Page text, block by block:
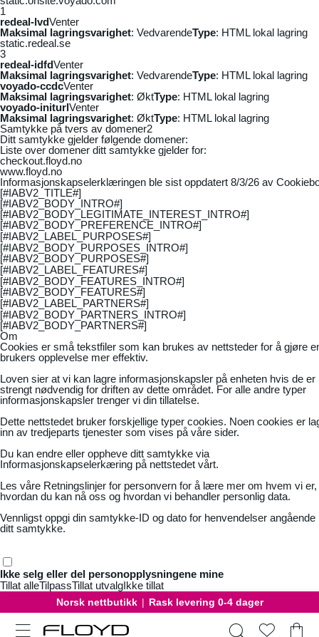
1
redeal-lvdVenter
Maksimal lagringsvarighet: VedvarendeType: HTML lokal lagring
static.redeal.se
3
redeal-idfdVenter
Maksimal lagringsvarighet: VedvarendeType: HTML lokal lagring
voyado-ccdcVenter
Maksimal lagringsvarighet: ØktType: HTML lokal lagring
voyado-initurlVenter
Maksimal lagringsvarighet: ØktType: HTML lokal lagring
Samtykke på tvers av domener2
Ditt samtykke gjelder følgende domener:
Liste over domener ditt samtykke gjelder for:
checkout.floyd.no
www.floyd.no
Informasjonskapselerklæringen ble sist oppdatert 8/3/26 av
[#IABV2_TITLE#]
[#IABV2_BODY_INTRO#]
[#IABV2_BODY_LEGITIMATE_INTEREST_INTRO#]
[#IABV2_BODY_PREFERENCE_INTRO#]
[#IABV2_LABEL_PURPOSES#]
[#IABV2_BODY_PURPOSES_INTRO#]
[#IABV2_BODY_PURPOSES#]
[#IABV2_LABEL_FEATURES#]
[#IABV2_BODY_FEATURES_INTRO#]
[#IABV2_BODY_FEATURES#]
[#IABV2_LABEL_PARTNERS#]
[#IABV2_BODY_PARTNERS_INTRO#]
[#IABV2_BODY_PARTNERS#]
Om
Cookies er små tekstfiler som kan brukes av nettsteder for å gjøre
brukers opplevelse mer effektiv.
Loven sier at vi kan lagre informasjonskapsler på enheten hvis de er
strengt nødvendig for driften av dette området. For alle andre typer
informasjonskapsler trenger vi din tillatelse.
Dette nettstedet bruker forskjellige typer cookies. Noen cookies er
inn av tredjeparts tjenester som vises på våre sider.
Du kan endre eller oppheve ditt samtykke via
Informasjonskapselerkæring på nettstedet vårt.
Les våre Retningslinjer for personvern for å lære mer om hvem vi er,
hvordan du kan nå oss og hvordan vi behandler personlig data.
Vennligst oppgi din samtykke-ID og dato for henvendelser angående
ditt samtykke.
Ikke selg eller del personopplysningene mine
Tillat alleTilpassTillat utvalgIkke tillat
Norsk nettbutikk | Rask levering 0-4 dager